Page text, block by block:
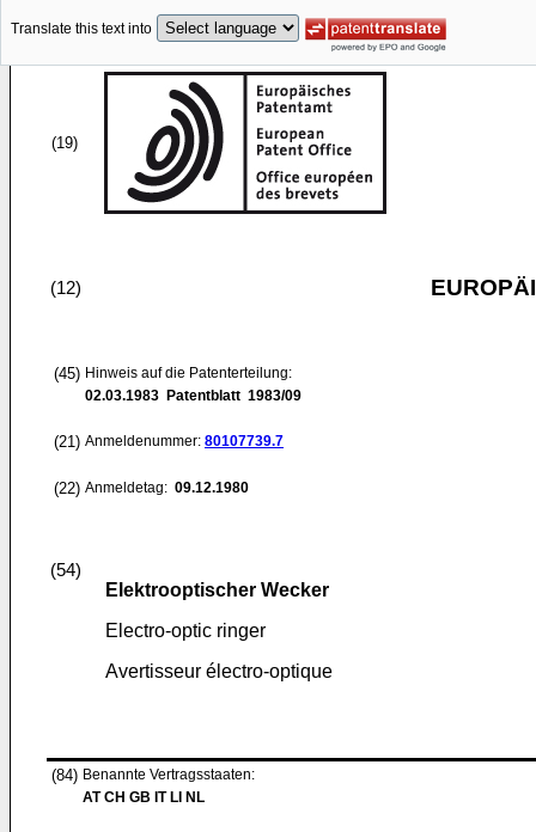
Translate this text into
(19)
(12)
(45) Hinweis auf die Patenterteilung:
02.03.1983 Patentblatt 1983/09
(21) Anmeldenummer: 80107739.7
(22) Anmeldetag: 09.12.1980
(54)
Elektrooptischer Wecker
Electro-optic ringer
Avertisseur électro-optique
(84) Benannte Vertragsstaaten:
AT CH GB IT LI NL